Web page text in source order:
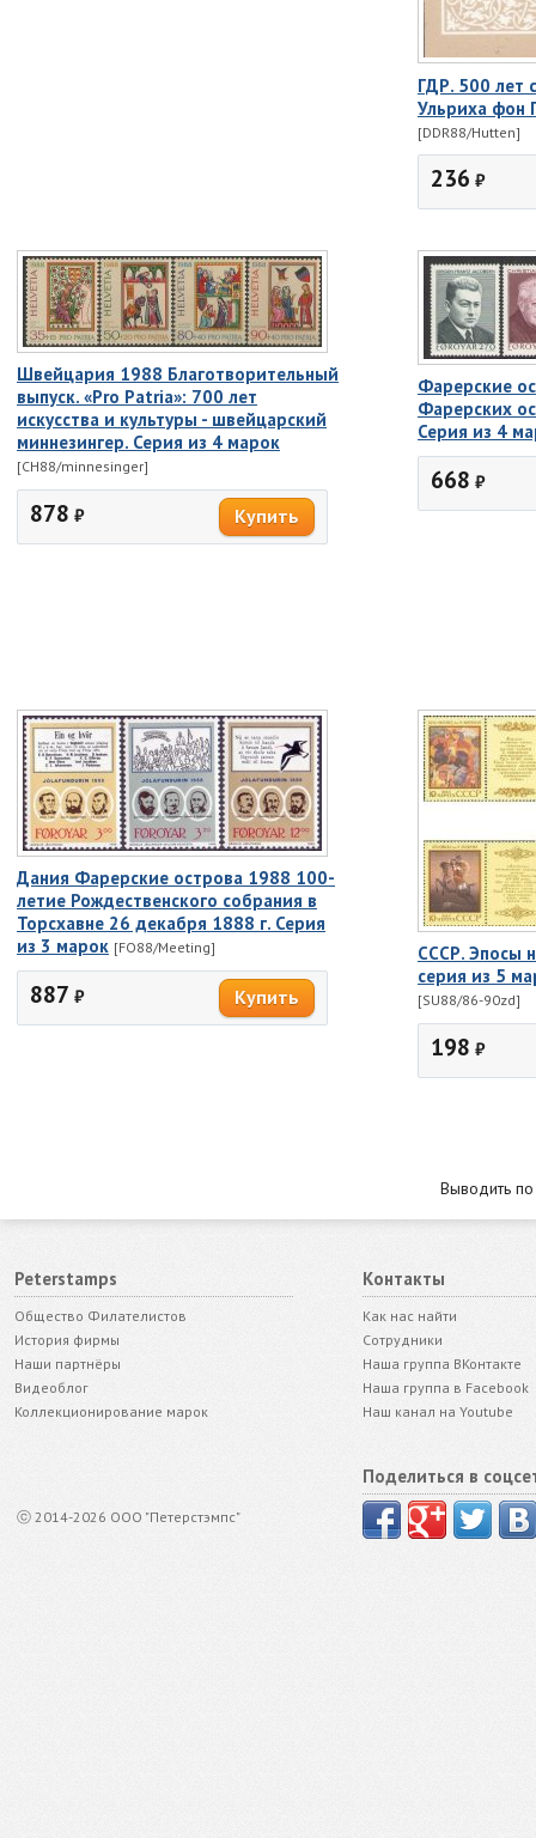
ГДР. 500 лет
Ульриха фон
[DDR88/Hutten]
236 ₽
Швейцария 1988 Благотворительный
выпуск. «Pro Patria»: 700 лет
искусства и культуры - швейцарский
миннезингер. Серия из 4 марок
[CH88/minnesinger]
878 ₽
Фарерские
Фарерских
Серия из 4
668 ₽
Дания Фарерские острова 1988 100-
летие Рождественского собрания в
Торсхавне 26 декабря 1888 г. Серия
из 3 марок [FO88/Meeting]
887 ₽
СССР. Эпосы
серия из 5
[SU88/86-90zd]
198 ₽
Выводить
Peterstamps
Общество Филателистов
История фирмы
Наши партнёры
Видеоблог
Коллекционирование марок
ⓒ 2014-2026 ООО "Петерстэмпс"
Контакты
Как нас найти
Сотрудники
Наша группа ВКонтакте
Наша группа в Facebook
Наш канал на Youtube
Поделиться в